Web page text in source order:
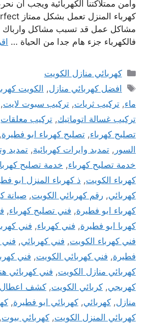
وامن ممتلاكتنا الكهربائية ويجب ان
مشاكل عمل قد تسبب مشاكل وارباك
فالكهرباء جزء هام جدا من الحياة …
التصنيفات
كهربائي منازل الكويت
الوسوم
افضل كهربائي منازل, الكويت
ماء, تركيب ثريات, تركيب سبوت لايت,
تركيب غسالة اتوماتيك, تركيب معلقات
تصليح كهرباء, تصليح كهرباء ابو فطيرة,
السور , تمدبد وايرات كهربائية, تمديد
خدمة تصليح كهرباء, خدمة تصليح
كهرباء الكويت, ذ كهرباء المنزل ابو
كهربائي, رقم كهربائي الكويت, صيانة
كهرباء ابو فطيرة, فني تصليح كهرباء,
كهربا ابو فطيرة, فني كهرباء, فني
فني كهرباء الكويت, فني كهربائي, فني
فطيرة, فني كهربائي الكويت, فني
كهربائي منازل الكويت, فني كهربائي
كهربجي, كربائي الكويت, كشف اعطال
منازل, كهربائي, كهربائي ابو فطيرة,
كهربائي المنزل الكويت, كهربائي بيوت,